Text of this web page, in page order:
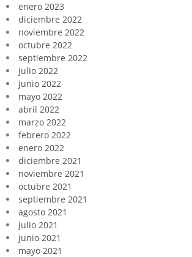
enero 2023
diciembre 2022
noviembre 2022
octubre 2022
septiembre 2022
julio 2022
junio 2022
mayo 2022
abril 2022
marzo 2022
febrero 2022
enero 2022
diciembre 2021
noviembre 2021
octubre 2021
septiembre 2021
agosto 2021
julio 2021
junio 2021
mayo 2021